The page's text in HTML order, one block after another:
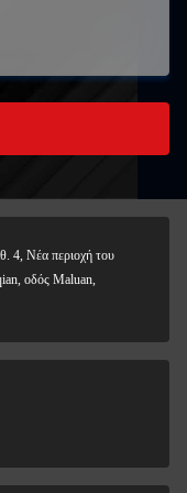
4, Νέα περιοχή του
οδός Maluan,